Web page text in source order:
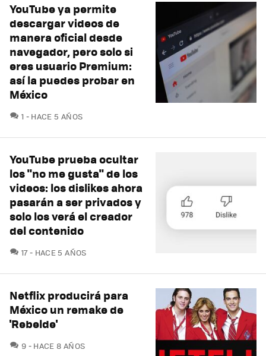
YouTube ya permite
descargar videos de
manera oficial desde
navegador, pero solo si
eres usuario Premium:
así la puedes probar en
México
1 COMENTARIOS
HACE 5 AÑOS
YouTube prueba ocultar
los "no me gusta" de los
videos: los dislikes ahora
pasarán a ser privados y
solo los verá el creador
del contenido
17COMENTARIOS
HACE 5 AÑOS
Netflix producirá para
México un remake de
'Rebelde'
9 COMENTARIOS
HACE 8 AÑOS